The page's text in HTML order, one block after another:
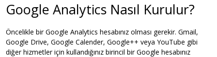
Google Analytics Nasıl Kurulur?
Öncelikle bir Google Analytics hesabınız olması gerekir. Gmail,
Google Drive, Google Calender, Google++ veya YouTube gibi
diğer hizmetler için kullandığınız birincil bir Google hesabınız